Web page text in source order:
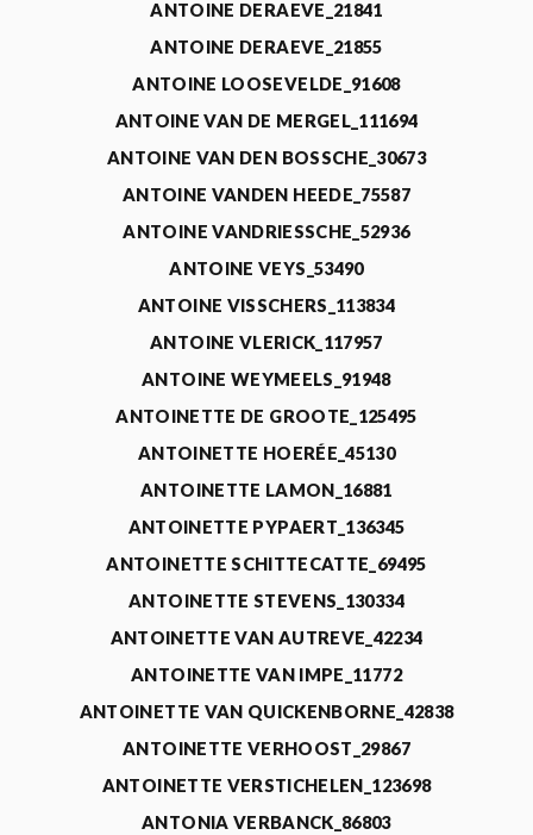
ANTOINE DERAEVE_21841
ANTOINE DERAEVE_21855
ANTOINE LOOSEVELDE_91608
ANTOINE VAN DE MERGEL_111694
ANTOINE VAN DEN BOSSCHE_30673
ANTOINE VANDEN HEEDE_75587
ANTOINE VANDRIESSCHE_52936
ANTOINE VEYS_53490
ANTOINE VISSCHERS_113834
ANTOINE VLERICK_117957
ANTOINE WEYMEELS_91948
ANTOINETTE DE GROOTE_125495
ANTOINETTE HOERÉE_45130
ANTOINETTE LAMON_16881
ANTOINETTE PYPAERT_136345
ANTOINETTE SCHITTECATTE_69495
ANTOINETTE STEVENS_130334
ANTOINETTE VAN AUTREVE_42234
ANTOINETTE VAN IMPE_11772
ANTOINETTE VAN QUICKENBORNE_42838
ANTOINETTE VERHOOST_29867
ANTOINETTE VERSTICHELEN_123698
ANTONIA VERBANCK_86803